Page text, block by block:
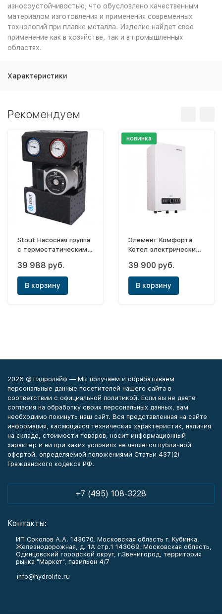
износоустойчивостью, что обусловлено качественным
материалом изготовления и применения современных
технологий при плавке металла. Изделие найдет свое
применение как в хозяйстве, так и в промышленных
областях.
Характеристики
Рекомендуем
Stout Насосная группа
с термостатическим
клапаном 3/4" с
насосом Grundfos
UPSO 15-65 (130)
39 988 руб.
В корзину
новинка
Элемент Комфорта
Котел электрический
39 900 руб.
В корзину
2026 © Гидролайф — Мы получаем и обрабатываем
персональные данные посетителей нашего сайта в
соответствии с официальной политикой. Если вы не даете
согласия на обработку своих персональных данных, вам
необходимо покинуть наш сайт. Вся представленная на сайте
информация, касающаяся технических характеристик, наличия
на складе, стоимости товаров, носит информационный
характер и ни при каких условиях не является публичной
офертой, определяемой положениями Статьи 437(2)
Гражданского кодекса РФ.
+7 (495) 108-3228
Контакты:
ИП Соколов А.А. 143070, Московская область г. Кубинка,
Железнодорожная, д. 1А стр.1 143069, Московская область,
Одинцовский городской округ, г.Звенигород, территория
рынка "Маркет", павильон 4/7
info@hydrolife.ru